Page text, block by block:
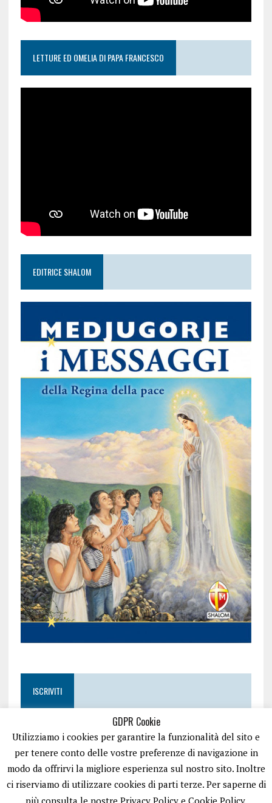
LETTURE ED OMELIA DI PAPA FRANCESCO
EDITRICE SHALOM
ISCRIVITI
GDPR Cookie
Utilizziamo i cookies per garantire la funzionalità del sito e
per tenere conto delle vostre preferenze di navigazione in
modo da offrirvi la migliore esperienza sul nostro sito. Inoltre
ci riserviamo di utilizzare cookies di parti terze. Per saperne di
più consulta le nostre Privacy Policy e Cookie Policy.